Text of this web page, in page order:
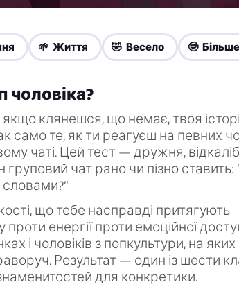
🌱 Життя 🤣 Весело 🤓
чоловіка?
якщо клянешся, що немає, твоя
само те, як ти реагуєш на певних
чаті. Цей тест — дружня,
чат рано чи пізно ставить:
що тебе насправді притягують
енергії проти емоційної
і чоловіків з попкультури, на яких
Результат — один із шести
для конкретики.